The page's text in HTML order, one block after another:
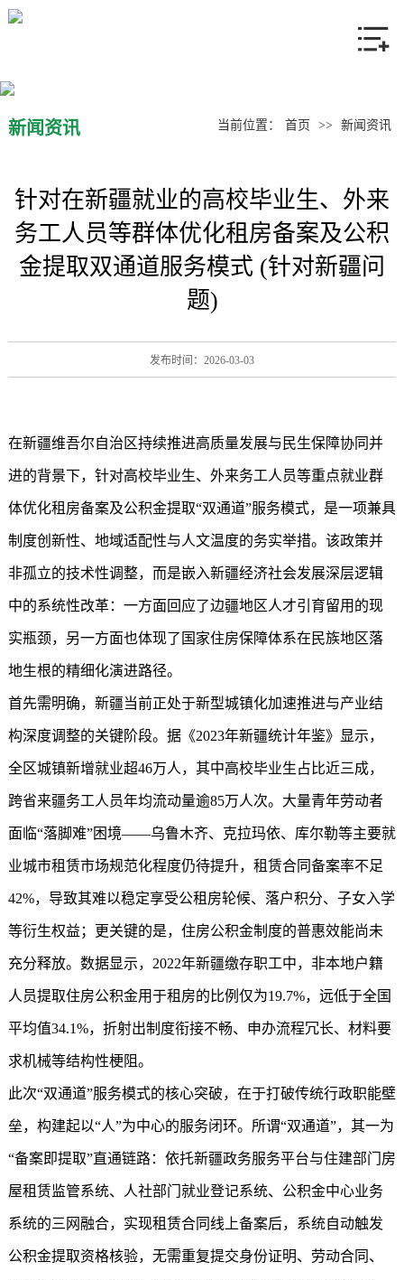
产品中心
联系我们
新闻资讯 当前位置： 首页 >> 新闻资讯
针对在新疆就业的高校毕业生、外来
务工人员等群体优化租房备案及公积
金提取双通道服务模式 (针对新疆问
题)
发布时间：2026-03-03
在新疆维吾尔自治区持续推进高质量发展与民生保障协同并
进的背景下，针对高校毕业生、外来务工人员等重点就业群
体优化租房备案及公积金提取“双通道”服务模式，是一项兼具
制度创新性、地域适配性与人文温度的务实举措。该政策并
非孤立的技术性调整，而是嵌入新疆经济社会发展深层逻辑
中的系统性改革：一方面回应了边疆地区人才引育留用的现
实瓶颈，另一方面也体现了国家住房保障体系在民族地区落
地生根的精细化演进路径。
首先需明确，新疆当前正处于新型城镇化加速推进与产业结
构深度调整的关键阶段。据《2023年新疆统计年鉴》显示，
全区城镇新增就业超46万人，其中高校毕业生占比近三成，
跨省来疆务工人员年均流动量逾85万人次。大量青年劳动者
面临“落脚难”困境——乌鲁木齐、克拉玛依、库尔勒等主要就
业城市租赁市场规范化程度仍待提升，租赁合同备案率不足
42%，导致其难以稳定享受公租房轮候、落户积分、子女入学
等衍生权益；更关键的是，住房公积金制度的普惠效能尚未
充分释放。数据显示，2022年新疆缴存职工中，非本地户籍
人员提取住房公积金用于租房的比例仅为19.7%，远低于全国
平均值34.1%，折射出制度衔接不畅、申办流程冗长、材料要
求机械等结构性梗阻。
此次“双通道”服务模式的核心突破，在于打破传统行政职能壁
垒，构建起以“人”为中心的服务闭环。所谓“双通道”，其一为
“备案即提取”直通链路：依托新疆政务服务平台与住建部门房
屋租赁监管系统、人社部门就业登记系统、公积金中心业务
系统的三网融合，实现租赁合同线上备案后，系统自动触发
公积金提取资格核验，无需重复提交身份证明、劳动合同、